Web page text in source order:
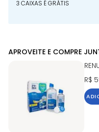
3 CAIXAS É GRÁTIS
APROVEITE E COMPRE
R$